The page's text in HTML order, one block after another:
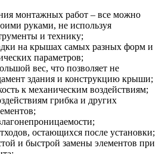
монтажных работ – все можно
руками, не используя
и технику;
на крышах самых разных форм и
параметров;
вес, что позволяет не
здания и конструкцию крыши;
к механическим воздействиям;
грибка и других
остающихся после установки;
и быстрой замены элементов при